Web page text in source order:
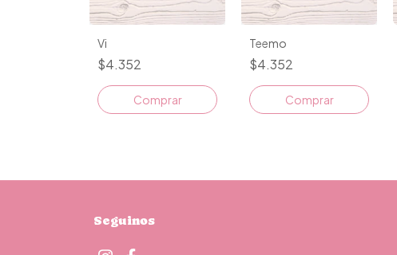
Vi
$4.352
Comprar
Teemo
$4.352
Comprar
Seguinos